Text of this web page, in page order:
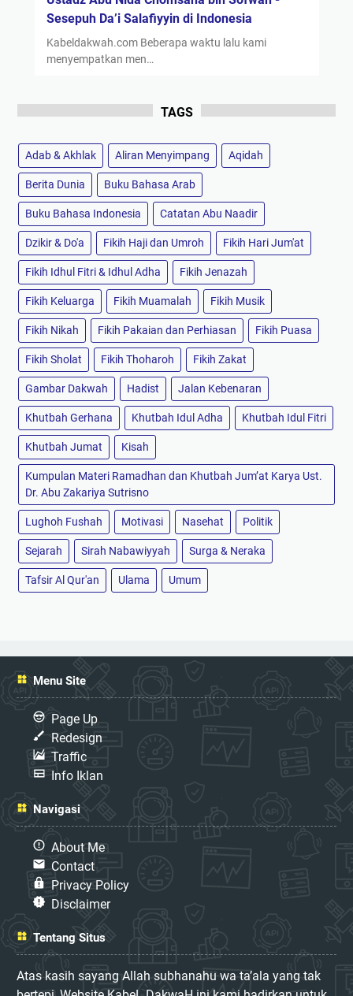
Sesepuh Da’i Salafiyyin di Indonesia
Kabeldakwah.com Beberapa waktu lalu kami
menyempatkan men…
TAGS
Adab & Akhlak Aliran Menyimpang Aqidah
Berita Dunia Buku Bahasa Arab
Buku Bahasa Indonesia Catatan Abu Naadir
Dzikir & Do'a Fikih Haji dan Umroh Fikih Hari Jum'at
Fikih Idhul Fitri & Idhul Adha Fikih Jenazah
Fikih Keluarga Fikih Muamalah Fikih Musik
Fikih Nikah Fikih Pakaian dan Perhiasan Fikih Puasa
Fikih Sholat Fikih Thoharoh Fikih Zakat
Gambar Dakwah Hadist Jalan Kebenaran
Khutbah Gerhana Khutbah Idul Adha Khutbah Idul Fitri
Khutbah Jumat Kisah
Kumpulan Materi Ramadhan dan Khutbah Jum’at Karya Ust.
Dr. Abu Zakariya Sutrisno
Lughoh Fushah Motivasi Nasehat Politik
Sejarah Sirah Nabawiyyah Surga & Neraka
Tafsir Al Qur'an Ulama Umum
Menu Site
Page Up
Redesign
Traffic
Info Iklan
Navigasi
About Me
Contact
Privacy Policy
Disclaimer
Tentang Situs
Atas kasih sayang Allah subhanahu wa ta’ala yang tak